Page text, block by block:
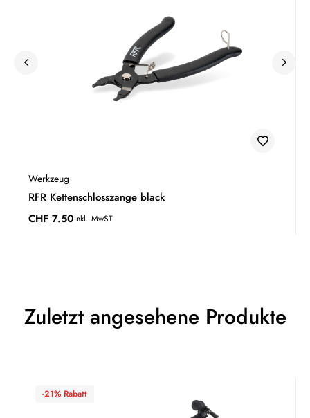
Werkzeug
RFR Kettenschlosszange black
CHF 7.50inkl. MwST
Zuletzt angesehene Produkte
-21% Rabatt